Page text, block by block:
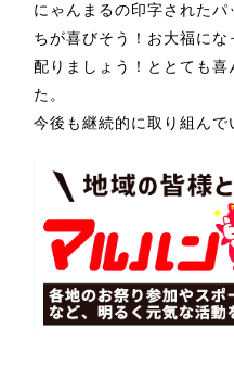
にゃんまるの印字された
ちが喜びそう！お大福に
配りましょう！ととても
た。
今後も継続的に取り組んで